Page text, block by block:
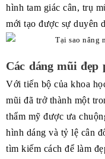
hình tam giác cân, trụ
mới tạo được sự duyên
Các dáng mũi đẹp
Với tiến bộ của khoa
mũi đã trở thành một
thẩm mỹ được ưa
hình dáng và tỷ lệ cân
tìm kiếm cách để làm